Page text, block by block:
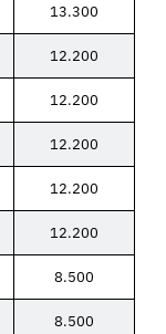
13.300
12.200
12.200
12.200
12.200
12.200
8.500
8.500